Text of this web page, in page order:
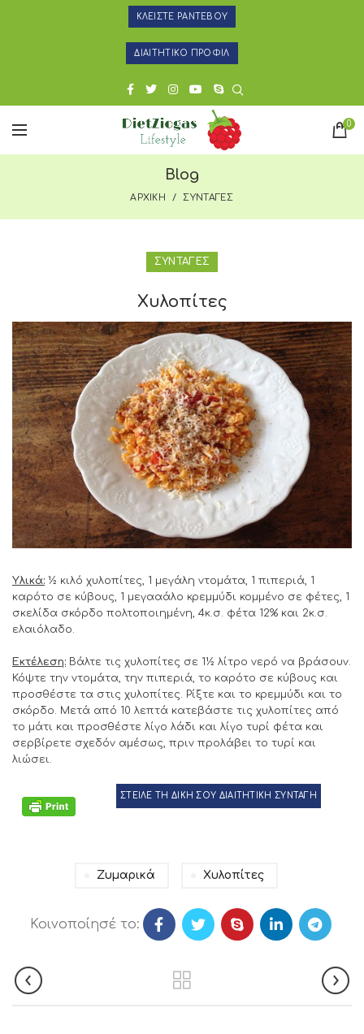
ΚΛΕΙΣΤΕ ΡΑΝΤΕΒΟΥ
ΔΙΑΙΤΗΤΙΚΟ ΠΡΟΦΙΛ
0
Blog
ΑΡΧΙΚΗ ΣΥΝΤΑΓΕΣ
ΣΥΝΤΑΓΕΣ
Χυλοπίτες
Υλικά: ½ κιλό χυλοπίτες, 1 μεγάλη ντομάτα, 1 πιπεριά, 1
καρότο σε κύβους, 1 μεγααάλο κρεμμύδι κομμένο σε φέτες, 1
σκελίδα σκόρδο πολτοποιημένη, 4κ.σ. φέτα 12% και 2κ.σ.
ελαιόλαδο.
Εκτέλεση: Βάλτε τις χυλοπίτες σε 1½ λίτρο νερό να βράσουν.
Κόψτε την ντομάτα, την πιπεριά, το καρότο σε κύβους και
προσθέστε τα στις χυλοπίτες. Ρίξτε και το κρεμμύδι και το
σκόρδο. Μετά από 10 λεπτά κατεβάστε τις χυλοπίτες από
το μάτι και προσθέστε λίγο λάδι και λίγο τυρί φέτα και
σερβίρετε σχεδόν αμέσως, πριν προλάβει το τυρί και
λιώσει.
ΣΤΕΙΛΕ ΤΗ ΔΙΚΗ ΣΟΥ ΔΙΑΙΤΗΤΙΚΗ ΣΥΝΤΑΓΗ
Ζυμαρικά Χυλοπίτες
Κοινοποίησέ το: